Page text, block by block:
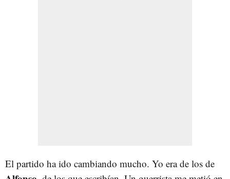
El partido ha ido cambiando mucho. Yo era de los de